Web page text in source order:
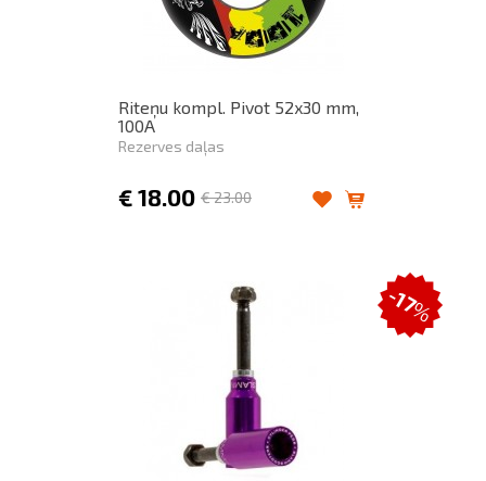
Riteņu kompl. Pivot 52x30 mm,
100A
Rezerves daļas
€ 18.00 €23.00
-17%